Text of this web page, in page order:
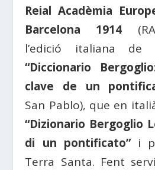
Reial Acadèmia
Barcelona 1914
l’edició italiana
“Diccionario
clave de un
San Pablo), que en
“Dizionario Bergoglio
di un pontificato”i
Terra Santa. Fent